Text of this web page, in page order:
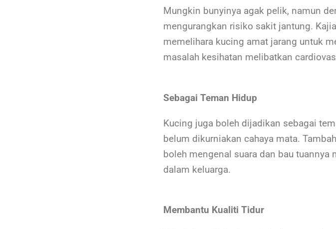
Mungkin bunyinya agak pelik, namun
mengurangkan risiko sakit jantung.
memelihara kucing amat jarang untuk
masalah kesihatan melibatkan
Sebagai Teman Hidup
Kucing juga boleh dijadikan sebagai
belum dikurniakan cahaya mata.
boleh mengenal suara dan bau tuannya
dalam keluarga.
Membantu Kualiti Tidur